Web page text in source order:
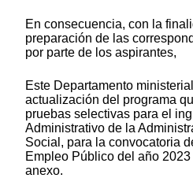
En consecuencia, con la
preparación de las
por parte de los aspirantes,
Este Departamento
actualización del programa
pruebas selectivas para el
Administrativo de la
Social, para la convocatoria
Empleo Público del año
anexo.